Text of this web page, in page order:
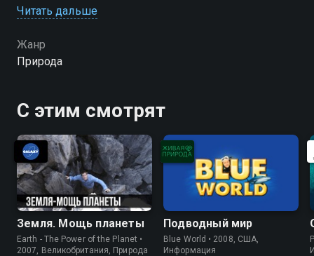
и звуками живой природы!
Читать дальше
Жанр
Природа
С этим смотрят
Земля. Мощь планеты
Earth - The Power of the Planet •
2007, Великобритания, Природа
Подводный мир
Blue World • 2008, США,
Информация